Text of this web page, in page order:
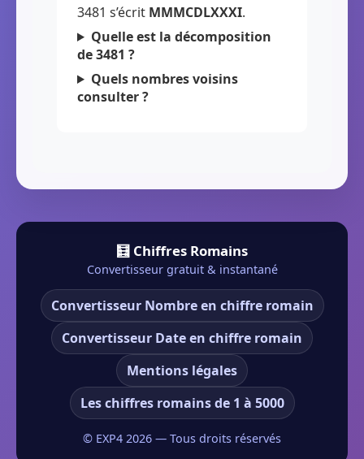
3481 s’écrit MMMCDLXXXI.
Quelle est la décomposition
de 3481 ?
Quels nombres voisins
consulter ?
🧮 Chiffres Romains
Convertisseur gratuit & instantané
Convertisseur Nombre en chiffre romain
Convertisseur Date en chiffre romain
Mentions légales
Les chiffres romains de 1 à 5000
© EXP4 2026 — Tous droits réservés